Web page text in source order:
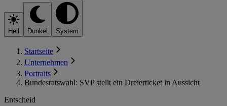
Hell Dunkel System
Startseite
Unternehmen
Portraits
Bundesratswahl: SVP stellt ein Dreierticket in Aussicht
Entscheid